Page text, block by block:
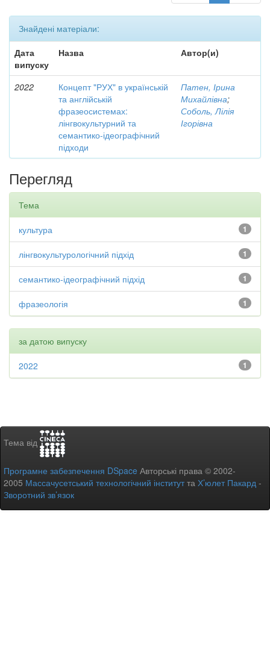
Знайдені матеріали:
Дата
випуску
Назва Автор(и)
2022
Концепт "РУХ" в українській
та англійській
фразеосистемах:
лінгвокультурний та
семантико-ідеографічний
підходи
Патен, Ірина
Михайлівна;
Соболь, Лілія
Ігорівна
Перегляд
Тема
1
культура
1
лінгвокультурологічний підхід
1
семантико-ідеографічний підхід
1
фразеологія
за датою випуску
1
2022
Тема від
Програмне забезпечення DSpace Авторські права © 2002-
2005 Массачусетський технологічний інститутта Х’юлет Пакард -
Зворотний зв’язок